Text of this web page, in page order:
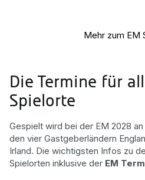
Mehr zum EM
Die Termine für
Spielorte
Gespielt wird bei der EM 2028
den vier Gastgeberländern
Irland. Die wichtigsten Infos zu
Spielorten inklusive der EM